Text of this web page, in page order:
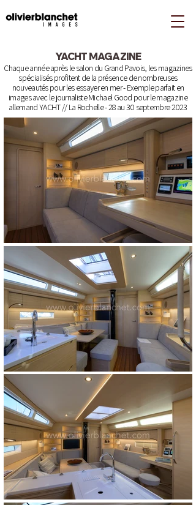
YACHT MAGAZINE
Chaque année après le salon du Grand Pavois, les magazines
spécialisés profitent de la présence de nombreuses
nouveautés pour les essayer en mer - Exemple parfait en
images avec le journaliste Michael Good pour le magazine
allemand YACHT //La Rochelle - 28 au 30 septembre 2023